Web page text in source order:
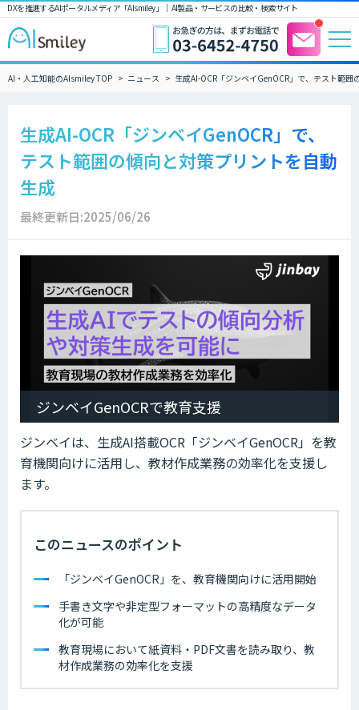
DXを推進するAIポータルメディア「AIsmiley」｜ AI製品・サービスの比較・検索サイト
AI・人工知能のAIsmiley TOP ニュース 生成AI-OCR「ジンベイGenOCR」で、テスト範
生成AI-OCR「ジンベイGenOCR」で、
テスト範囲の傾向と対策プリントを自動
生成
最終更新日:2025/06/26
ジンベイGenOCRで教育支援
ジンベイは、生成AI搭載OCR「ジンベイGenOCR」を教
育機関向けに活用し、教材作成業務の効率化を支援し
ます。
このニュースのポイント
「ジンベイGenOCR」を、教育機関向けに活用開始
手書き文字や非定型フォーマットの高精度なデータ
化が可能
教育現場において紙資料・PDF文書を読み取り、教
材作成業務の効率化を支援